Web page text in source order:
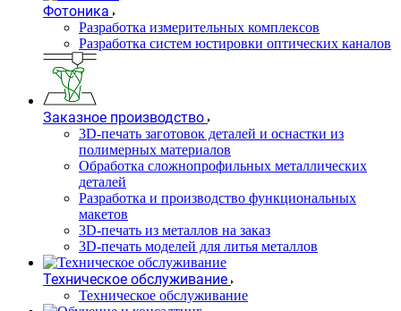
Фотоника
Разработка измерительных комплексов
Разработка систем юстировки оптических каналов
Заказное производство
3D-печать заготовок деталей и оснастки из
полимерных материалов
Обработка сложнопрофильных металлических
деталей
Разработка и производство функциональных
макетов
3D-печать из металлов на заказ
3D-печать моделей для литья металлов
Техническое обслуживание
Техническое обслуживание